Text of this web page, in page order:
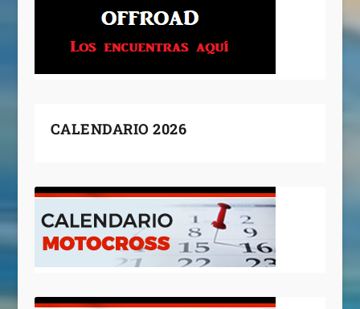
CALENDARIO 2026